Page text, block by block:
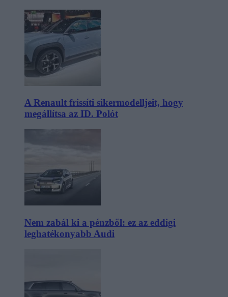
A Renault frissíti sikermodelljeit, hogy
megállítsa az ID. Polót
Nem zabál ki a pénzből: ez az eddigi
leghatékonyabb Audi